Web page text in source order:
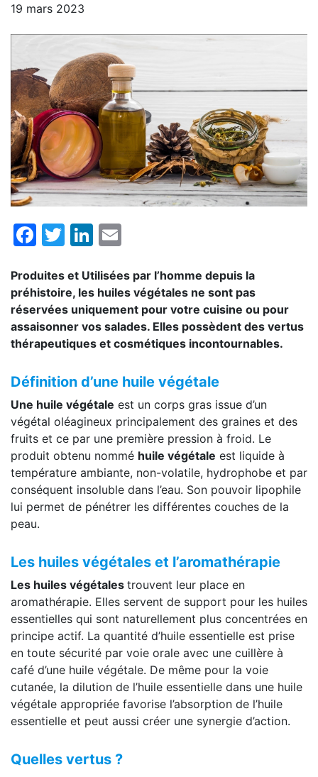
19 mars 2023
Facebook
TwitterLinkedIn
Produites et Utilisées par l’homme depuis la
préhistoire, les huiles végétales ne sont pas
réservées uniquement pour votre cuisine ou pour
assaisonner vos salades. Elles possèdent des vertus
thérapeutiques et cosmétiques incontournables.
Définition d’une huile végétale
Une huile végétale est un corps gras issue d’un
végétal oléagineux principalement des graines et des
fruits et ce par une première pression à froid. Le
produit obtenu nommé huile végétale est liquide à
température ambiante, non-volatile, hydrophobe et par
conséquent insoluble dans l’eau. Son pouvoir lipophile
lui permet de pénétrer les différentes couches de la
peau.
Les huiles végétales et l’aromathérapie
Les huiles végétales trouvent leur place en
aromathérapie. Elles servent de support pour les huiles
essentielles qui sont naturellement plus concentrées en
principe actif. La quantité d’huile essentielle est prise
en toute sécurité par voie orale avec une cuillère à
café d’une huile végétale. De même pour la voie
cutanée, la dilution de l’huile essentielle dans une huile
végétale appropriée favorise l’absorption de l’huile
essentielle et peut aussi créer une synergie d’action.
Quelles vertus ?